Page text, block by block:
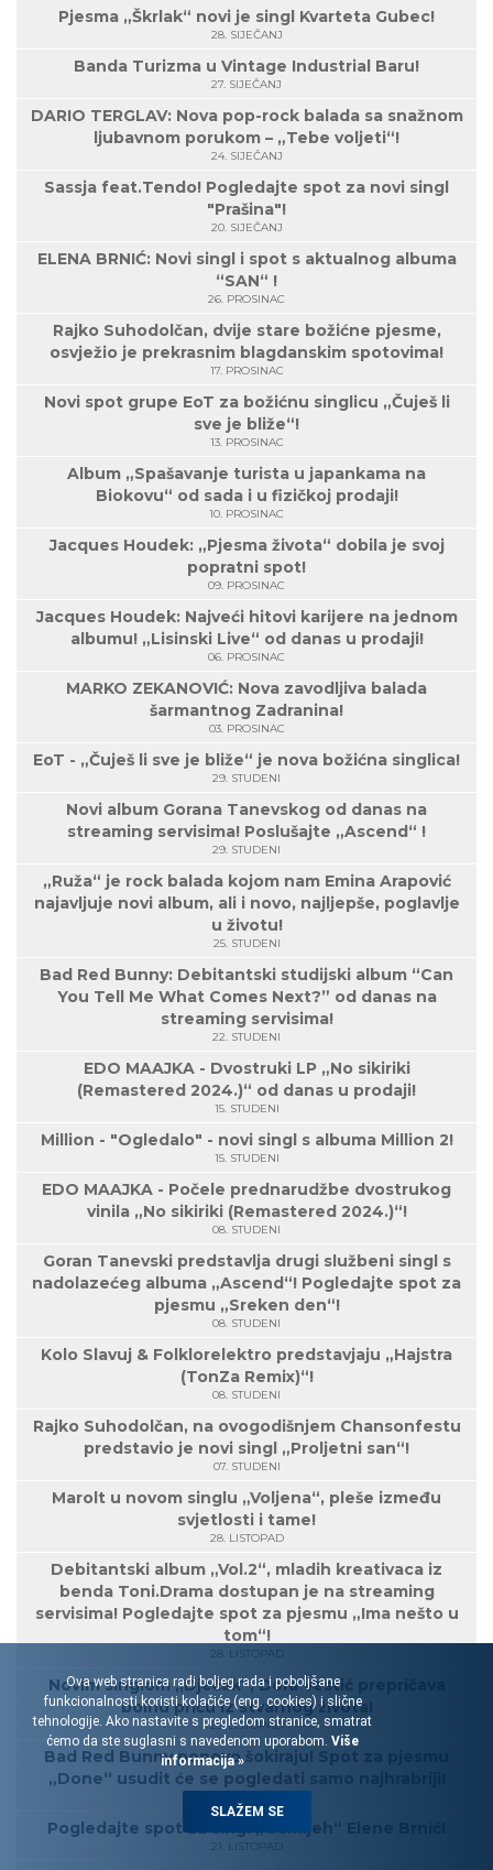
Pjesma „Škrlak“ novi je singl Kvarteta Gubec!
28. SIJEČANJ
Banda Turizma u Vintage Industrial Baru!
27. SIJEČANJ
DARIO TERGLAV: Nova pop-rock balada sa snažnom
ljubavnom porukom – „Tebe voljeti“!
24. SIJEČANJ
Sassja feat.Tendo! Pogledajte spot za novi singl
"Prašina"!
20. SIJEČANJ
ELENA BRNIĆ: Novi singl i spot s aktualnog albuma
“SAN“ !
26. PROSINAC
Rajko Suhodolčan, dvije stare božićne pjesme,
osvježio je prekrasnim blagdanskim spotovima!
17. PROSINAC
Novi spot grupe EoT za božićnu singlicu „Čuješ li
sve je bliže“!
13. PROSINAC
Album „Spašavanje turista u japankama na
Biokovu“ od sada i u fizičkoj prodaji!
10. PROSINAC
Jacques Houdek: „Pjesma života“ dobila je svoj
popratni spot!
09. PROSINAC
Jacques Houdek: Najveći hitovi karijere na jednom
albumu! „Lisinski Live“ od danas u prodaji!
06. PROSINAC
MARKO ZEKANOVIĆ: Nova zavodljiva balada
šarmantnog Zadranina!
03. PROSINAC
EoT - „Čuješ li sve je bliže“ je nova božićna singlica!
29. STUDENI
Novi album Gorana Tanevskog od danas na
streaming servisima! Poslušajte „Ascend“ !
29. STUDENI
„Ruža“ je rock balada kojom nam Emina Arapović
najavljuje novi album, ali i novo, najljepše, poglavlje
u životu!
25. STUDENI
Bad Red Bunny: Debitantski studijski album “Can
You Tell Me What Comes Next?” od danas na
streaming servisima!
22. STUDENI
EDO MAAJKA - Dvostruki LP „No sikiriki
(Remastered 2024.)“ od danas u prodaji!
15. STUDENI
Million - "Ogledalo" - novi singl s albuma Million 2!
15. STUDENI
EDO MAAJKA - Počele prednarudžbe dvostrukog
vinila „No sikiriki (Remastered 2024.)“!
08. STUDENI
Goran Tanevski predstavlja drugi službeni singl s
nadolazećeg albuma „Ascend“! Pogledajte spot za
pjesmu „Sreken den“!
08. STUDENI
Kolo Slavuj & Folklorelektro predstavjaju „Hajstra
(TonZa Remix)“!
08. STUDENI
Rajko Suhodolčan, na ovogodišnjem Chansonfestu
predstavio je novi singl „Proljetni san“!
07. STUDENI
Marolt u novom singlu „Voljena“, pleše između
svjetlosti i tame!
28. LISTOPAD
Debitantski album „Vol.2“, mladih kreativaca iz
benda Toni.Drama dostupan je na streaming
servisima! Pogledajte spot za pjesmu „Ima nešto u
tom“!
28. LISTOPAD
Novim singlom „Dječak“, Dora Vestić prepričava
bolnu priču iz stvarnog života!
25. LISTOPAD
Bad Red Bunny ponovo šokiraju! Spot za pjesmu
„Done“ usudit će se pogledati samo najhrabriji!
Pogledajte spot za singl „Osmijeh“ Elene Brnić!
21. LISTOPAD
Ova web stranica radi boljeg rada i poboljšane
funkcionalnosti koristi kolačiće (eng. cookies) i slične
tehnologije. Ako nastavite s pregledom stranice, smatrat
ćemo da ste suglasni s navedenom uporabom. Više
informacija »
SLAŽEM SE